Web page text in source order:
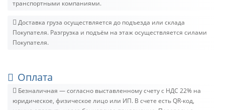
транспортными компаниями.
Доставка груза осуществляется до подъезда или склада
Покупателя. Разгрузка и подъём на этаж осуществляется силами
Покупателя.
Оплата
Безналичная — согласно выставленному счету c НДС 22% на
юридическое, физическое лицо или ИП. В счете есть QR-код,